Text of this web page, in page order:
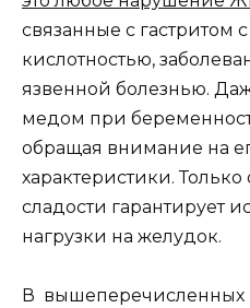
связанные с гастритом
кислотностью,
язвенной болезнью.
медом при
обращая внимание на
характеристики.
сладости гарантирует
нагрузки на желудок.
В вышеперечисленных